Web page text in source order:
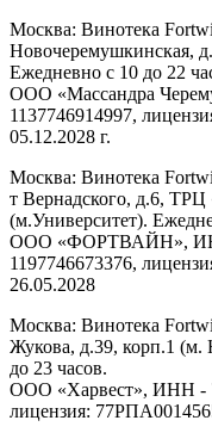
Москва: Винотека
Новочеремушкинская,
Ежедневно с 10 до 22
ООО «Массандра
1137746914997,
05.12.2028 г.
Москва: Винотека
т Вернадского, д.6,
(м.Университет).
ООО «ФОРТВАЙН»,
1197746673376,
26.05.2028
Москва: Винотека
Жукова, д.39, корп.1 (м.
до 23 часов.
ООО «Харвест», ИНН -
лицензия: